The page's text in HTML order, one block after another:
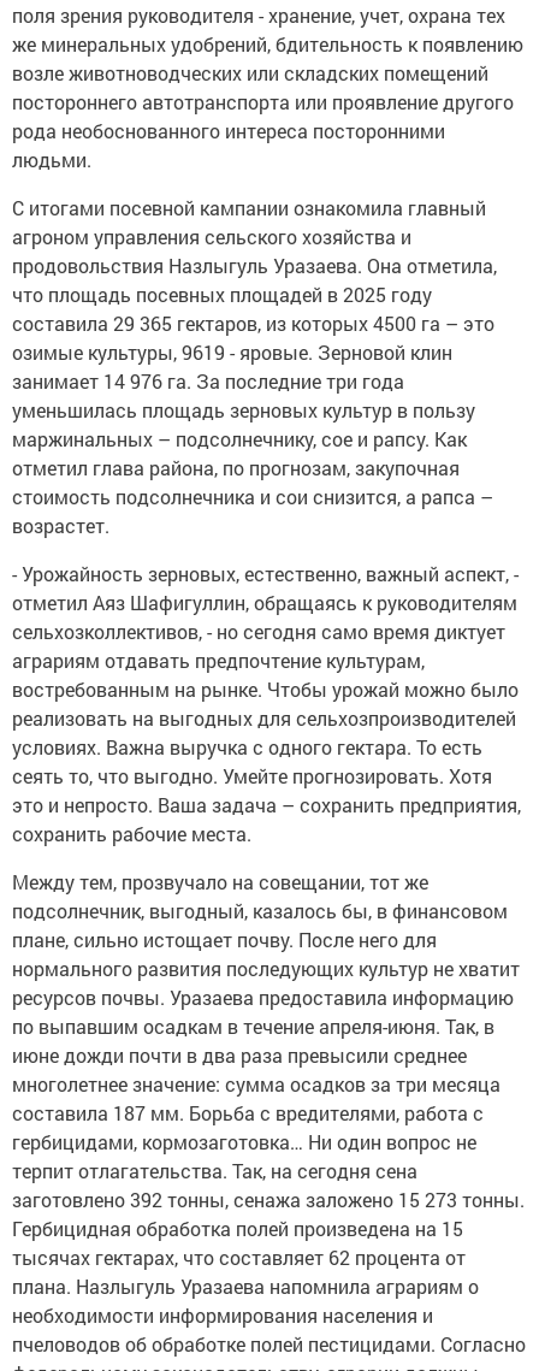
поля зрения руководителя - хранение, учет, охрана тех
же минеральных удобрений, бдительность к появлению
возле животноводческих или складских помещений
постороннего автотранспорта или проявление другого
рода необоснованного интереса посторонними
людьми.
С итогами посевной кампании ознакомила главный
агроном управления сельского хозяйства и
продовольствия Назлыгуль Уразаева. Она отметила,
что площадь посевных площадей в 2025 году
составила 29 365 гектаров, из которых 4500 га – это
озимые культуры, 9619 - яровые. Зерновой клин
занимает 14 976 га. За последние три года
уменьшилась площадь зерновых культур в пользу
маржинальных – подсолнечнику, сое и рапсу. Как
отметил глава района, по прогнозам, закупочная
стоимость подсолнечника и сои снизится, а рапса –
возрастет.
- Урожайность зерновых, естественно, важный аспект, -
отметил Аяз Шафигуллин, обращаясь к руководителям
сельхозколлективов, - но сегодня само время диктует
аграриям отдавать предпочтение культурам,
востребованным на рынке. Чтобы урожай можно было
реализовать на выгодных для сельхозпроизводителей
условиях. Важна выручка с одного гектара. То есть
сеять то, что выгодно. Умейте прогнозировать. Хотя
это и непросто. Ваша задача – сохранить предприятия,
сохранить рабочие места.
Между тем, прозвучало на совещании, тот же
подсолнечник, выгодный, казалось бы, в финансовом
плане, сильно истощает почву. После него для
нормального развития последующих культур не хватит
ресурсов почвы. Уразаева предоставила информацию
по выпавшим осадкам в течение апреля-июня. Так, в
июне дожди почти в два раза превысили среднее
многолетнее значение: сумма осадков за три месяца
составила 187 мм. Борьба с вредителями, работа с
гербицидами, кормозаготовка… Ни один вопрос не
терпит отлагательства. Так, на сегодня сена
заготовлено 392 тонны, сенажа заложено 15 273 тонны.
Гербицидная обработка полей произведена на 15
тысячах гектарах, что составляет 62 процента от
плана. Назлыгуль Уразаева напомнила аграриям о
необходимости информирования населения и
пчеловодов об обработке полей пестицидами. Согласно